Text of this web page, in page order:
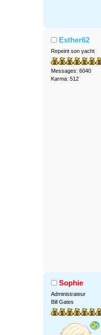
Esther62
Repeint son yacht
Messages: 6040
Karma: 512
Sophie
Administrateur
Bill Gates